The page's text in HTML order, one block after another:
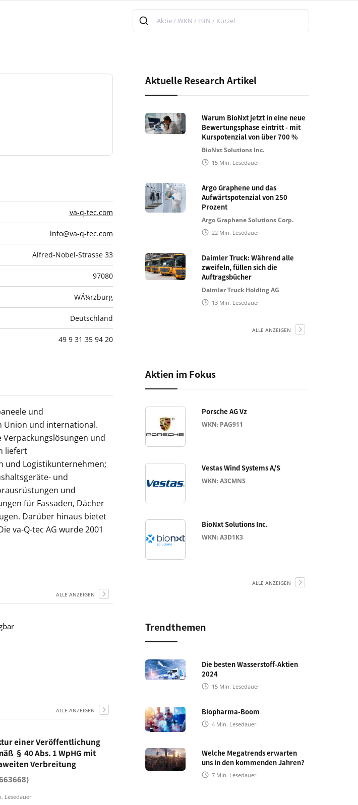
va-q-tec.com
info@va-q-tec.com
Alfred-Nobel-Strasse 33
97080
WÃ¼rzburg
Deutschland
49 9 31 35 94 20
und
Union und international.
und
liefert
und Logistikunternehmen;
und
und
für Fassaden, Dächer
Darüber hinaus bietet
va-Q-tec AG wurde 2001
ALLE ANZEIGEN
ALLE ANZEIGEN
einer Veröffentlichung
§ 40 Abs. 1 WpHG mit
Verbreitung
Lesedauer
Aktuelle Research Artikel
Warum BioNxt jetzt in eine neue
Bewertungsphase eintritt - mit
Kurspotenzial von über 700 %
BioNxt Solutions Inc.
15 Min. Lesedauer
Argo Graphene und das
Aufwärtspotenzial von 250
Prozent
Argo Graphene Solutions Corp.
22 Min. Lesedauer
Daimler Truck: Während alle
zweifeln, füllen sich die
Auftragsbücher
Daimler Truck Holding AG
13 Min. Lesedauer
ALLE ANZEIGEN
Aktien im Fokus
Porsche AG Vz
WKN: PAG911
Vestas Wind Systems A/S
WKN: A3CMNS
BioNxt Solutions Inc.
WKN: A3D1K3
ALLE ANZEIGEN
Trendthemen
Die besten Wasserstoff-Aktien
2024
15 Min. Lesedauer
Biopharma-Boom
4 Min. Lesedauer
Welche Megatrends erwarten
uns in den kommenden Jahren?
7 Min. Lesedauer